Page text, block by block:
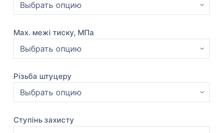
Max. межі тиску, МПа
Різьба штуцеру
Ступінь захисту